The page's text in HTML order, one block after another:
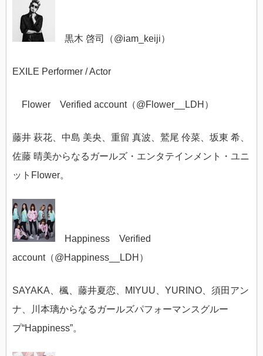
黒木 啓司（@iam_keiji）
EXILE Performer / Actor
Flower Verified account（@Flower__LDH）
藤井 萩花、中島 美央、重留 真波、鷲尾 伶菜、坂東 希、
佐藤 晴美からなるガールズ・エンタテインメント・ユニ
ットFlower。
Happiness Verified
account（@Happiness__LDH）
SAYAKA、楓、藤井夏恋、MIYUU、YURINO、須田アン
ナ、川本璃からなるガールズパフォーマンスグルー
プ“Happiness”。